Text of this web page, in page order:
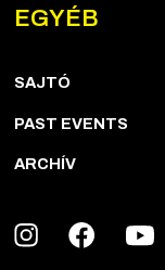
EGYÉB
SAJTÓ
PAST EVENTS
ARCHÍV